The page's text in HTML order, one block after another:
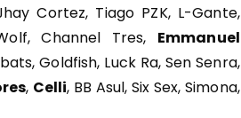
Cortez, Tiago PZK, L-Gante,
Channel Tres, Emmanuel
Goldfish, Luck Ra, Sen Senra,
, Celli, BB Asul, Six Sex, Simona,